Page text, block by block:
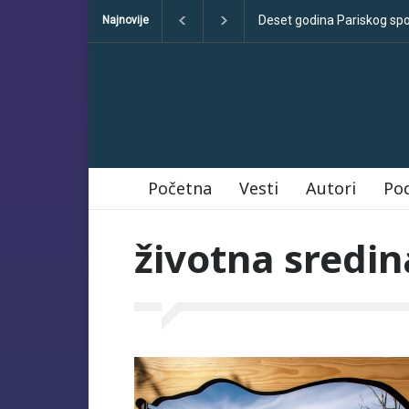
Najnovije Deset godina Pariskog
Početna Vesti Autori
životna